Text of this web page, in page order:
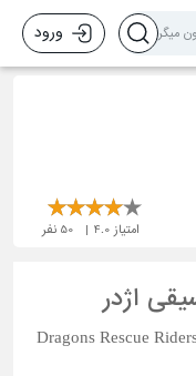
ورود
امتیاز 4.0
50 نفر
اژدر
Dragons Rescue